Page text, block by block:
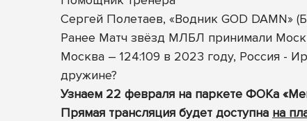
Сергей Полетаев, «Водник GOD DAMN»
Ранее Матч звёзд МЛБЛ принимали
Москва – 124:109 в 2023 году, Россия -
дружине?
Узнаем 22 февраля на паркете ФОКа
Прямая трансляция будет доступна на